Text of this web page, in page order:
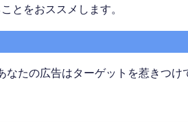
とをおススメします。
たの広告はターゲットを惹きつけ